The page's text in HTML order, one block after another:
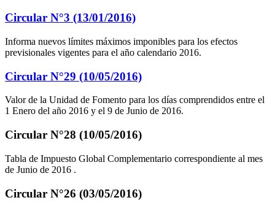
Circular N°3 (13/01/2016)
Informa nuevos límites máximos imponibles para los efectos
previsionales vigentes para el año calendario 2016.
Circular N°29 (10/05/2016)
Valor de la Unidad de Fomento para los días comprendidos entre el
1 Enero del año 2016 y el 9 de Junio de 2016.
Circular N°28 (10/05/2016)
Tabla de Impuesto Global Complementario correspondiente al mes
de Junio de 2016 .
Circular N°26 (03/05/2016)